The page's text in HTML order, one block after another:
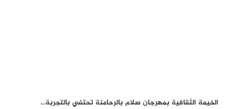
الخيمة الثقافية بمهرجان سلام بالرحامنة تحتفي بالتجربة…